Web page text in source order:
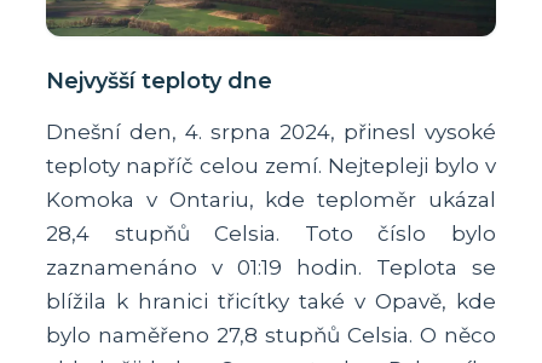
Nejvyšší teploty dne
Dnešní den, 4. srpna 2024, přinesl vysoké
teploty napříč celou zemí. Nejtepleji bylo v
Komoka v Ontariu, kde teploměr ukázal
28,4 stupňů Celsia. Toto číslo bylo
zaznamenáno v 01:19 hodin. Teplota se
blížila k hranici třicítky také v Opavě, kde
bylo naměřeno 27,8 stupňů Celsia. O něco